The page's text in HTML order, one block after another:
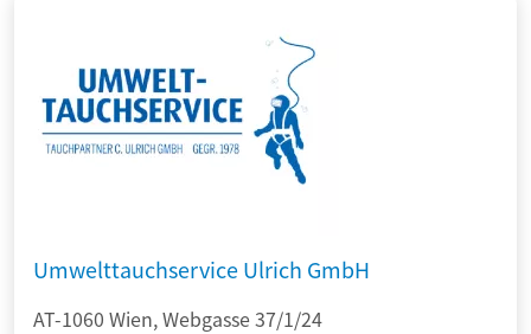
Umwelttauchservice Ulrich GmbH
AT-1060 Wien, Webgasse 37/1/24